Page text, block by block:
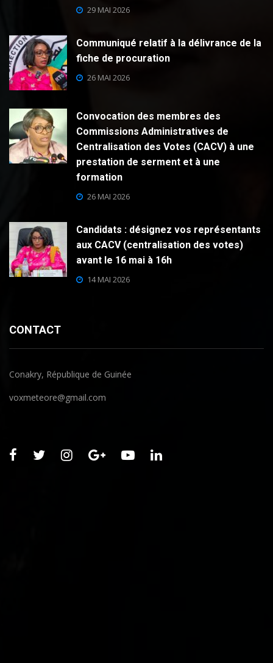
29 MAI 2026
Communiqué relatif à la délivrance de la
fiche de procuration
26 MAI 2026
Convocation des membres des
Commissions Administratives de
Centralisation des Votes (CACV) à une
prestation de serment et à une
formation
26 MAI 2026
Candidats : désignez vos représentants
aux CACV (centralisation des votes)
avant le 16 mai à 16h
14 MAI 2026
CONTACT
Conakry, République de Guinée
voxmeteore@gmail.com